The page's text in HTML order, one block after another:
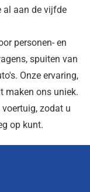
al aan de vijfde
personen- en
spuiten van
Onze ervaring,
maken ons uniek.
zodat u
op kunt.